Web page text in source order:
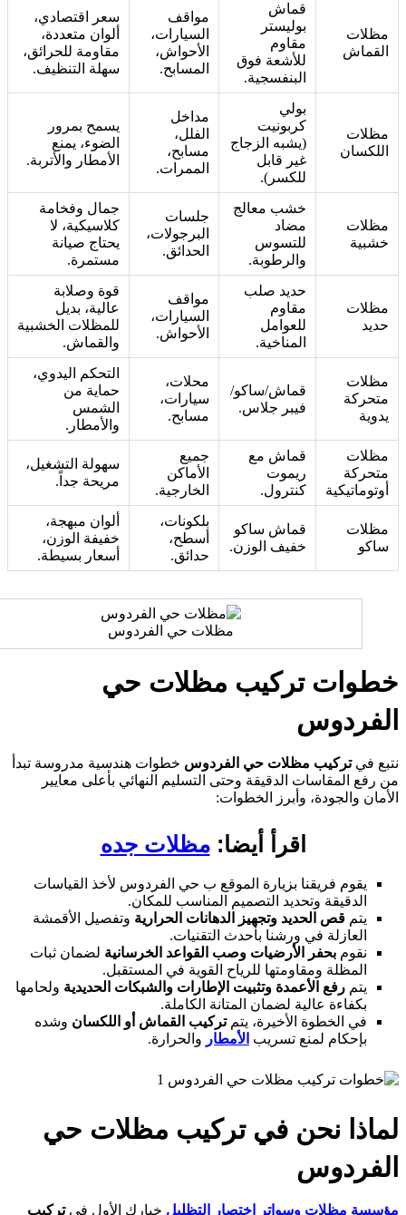
قماش
بوليستر
مقاوم
للأشعة فوق
البنفسجية.
مواقف
السيارات،
الأحواش،
المسابح.
سعر اقتصادي،
ألوان متعددة،
مقاومة للحرائق،
سهلة التنظيف.
بولي
كربونيت
(يشبه الزجاج
غير قابل
للكسر).
مداخل
الفلل،
مسابح،
الممرات.
يسمح بمرور
الضوء، يمنع
الأمطار والأتربة.
خشب معالج
مضاد
للتسوس
والرطوبة.
جلسات
البرجولات،
الحدائق.
جمال وفخامة
كلاسيكية، لا
يحتاج صيانة
مستمرة.
حديد صلب
مقاوم
للعوامل
المناخية.
مواقف
السيارات،
الأحواش.
قوة وصلابة
عالية، بديل
للمظلات الخشبية
والقماش.
قماش/ساكو/
فيبر جلاس.
محلات،
سيارات،
مسابح.
التحكم اليدوي،
حماية من
الشمس
والأمطار.
قماش مع
ريموت
كنترول.
جميع
الأماكن
الخارجية.
سهولة التشغيل،
مريحة جداً.
قماش ساكو
خفيف الوزن.
بلكونات،
أسطح،
حدائق.
ألوان مبهجة،
خفيفة الوزن،
أسعار بسيطة.
مظلات حي الفردوس
تركيب مظلات حي
فيتركيب مظلات حي الفردوس خطوات هندسية مدروسة تبدأ
رفع المقاسات الدقيقة وحتى التسليم النهائي بأعلى معايير
والجودة، وأبرز الخطوات:
اقرأ أيضا:مظلات جده
يقوم فريقنا بزيارة الموقع ب حي الفردوس لأخذ القياسات
الدقيقة وتحديد التصميم المناسب للمكان.
يتمقص الحديد وتجهيز الدهانات الحرارية
وتفصيل الأقمشة
العازلة في ورشنا بأحدث التقنيات.
نقومبحفر الأرضيات وصب القواعد الخرسانية لضمان ثبات
المظلة ومقاومتها للرياح القوية في المستقبل.
يتمرفع الأعمدة وتثبيت الإطارات والشبكات الحديدية ولحامها
بكفاءة عالية لضمان المتانة الكاملة.
في الخطوة الأخيرة، يتمتركيب القماش أو اللكسان وشده
بإحكام لمنع تسريبالأمطاروالحرارة.
نحن في تركيب مظلات حي
مظلات وسواتر اختصار التظليلخيارك الأول فيتركيب